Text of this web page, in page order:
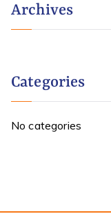
Archives
Categories
No categories